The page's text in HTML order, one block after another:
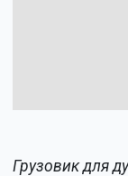
Грузовик для